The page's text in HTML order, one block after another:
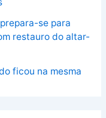
se para
restauro do altar-
ficou na mesma